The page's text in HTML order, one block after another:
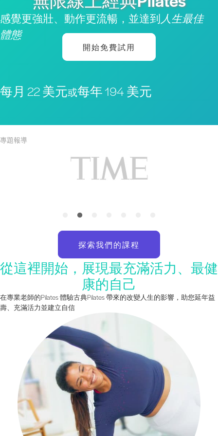
感覺更強壯、動作更流暢，並達到人生最佳
體態
開始免費試用
每月 22 美元或每年 194 美元
專題報導
探索我們的課程
從這裡開始，展現最充滿活力、最健
康的自己
在專業老師的Pilates 體驗古典Pilates 帶來的改變人生的影響，助您延年益
壽、充滿活力並建立自信